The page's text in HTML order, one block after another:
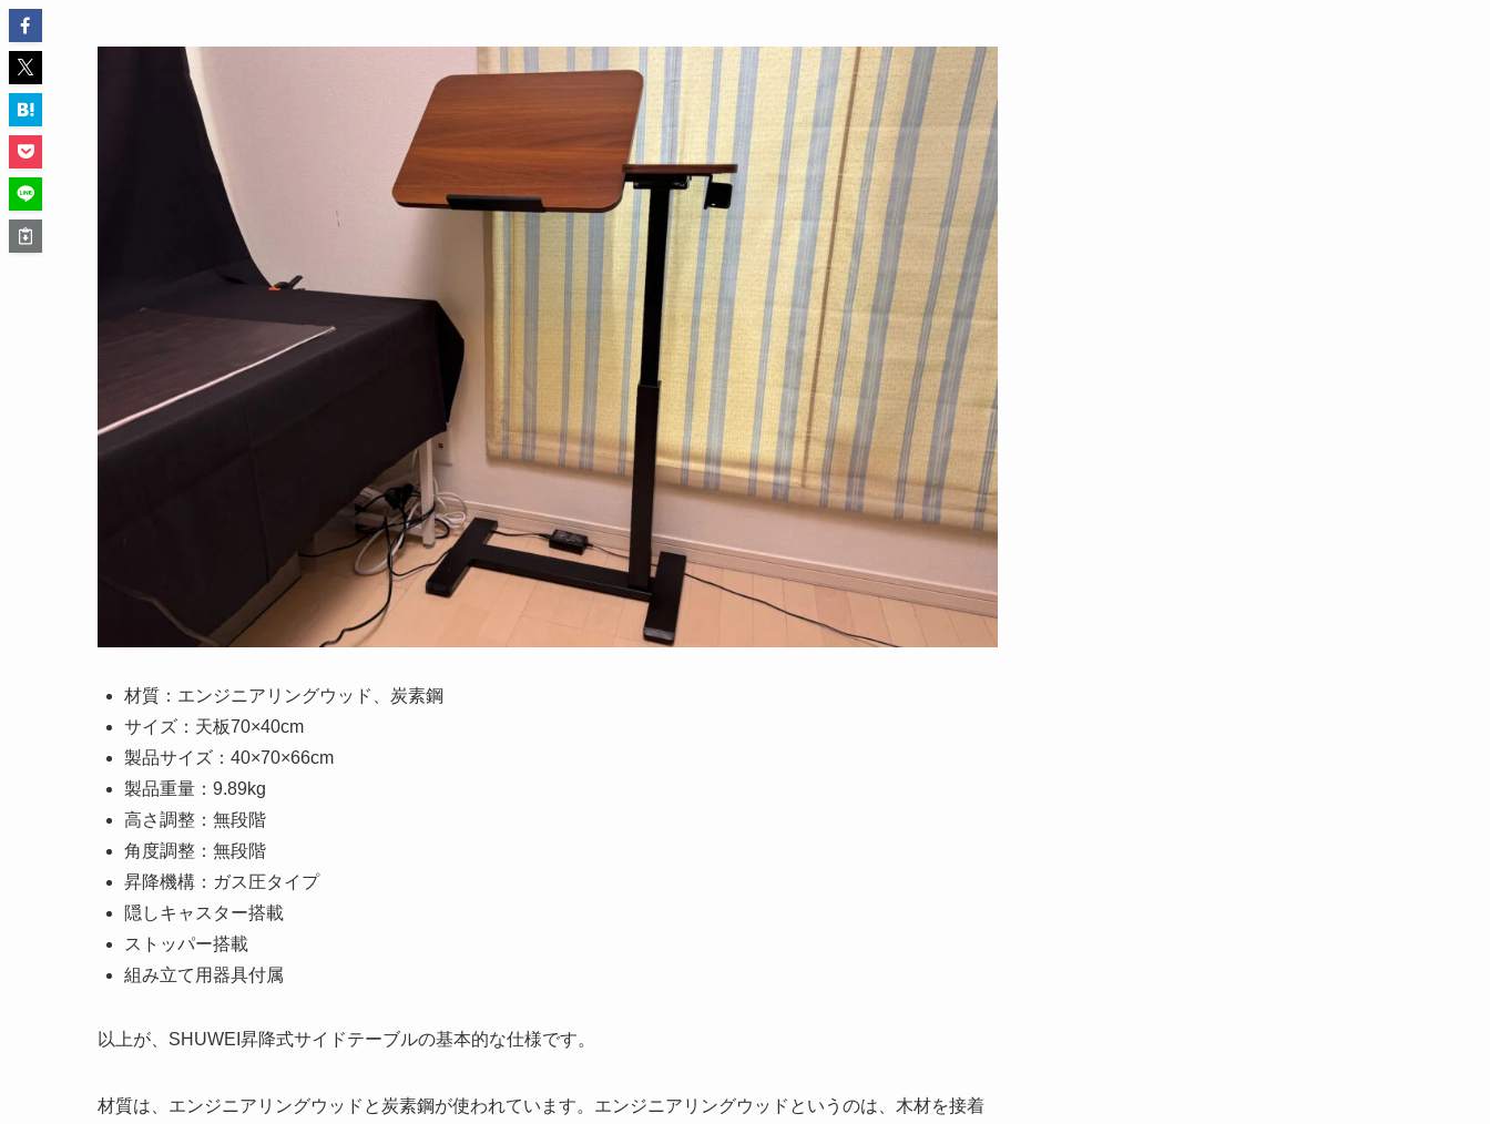
材質：エンジニアリングウッド、炭素鋼
サイズ：天板70×40cm
製品サイズ：40×70×66cm
製品重量：9.89kg
高さ調整：無段階
角度調整：無段階
昇降機構：ガス圧タイプ
隠しキャスター搭載
ストッパー搭載
組み立て用器具付属
以上が、SHUWEI昇降式サイドテーブルの基本的な仕様です。
材質は、エンジニアリングウッドと炭素鋼が使われています。エンジニアリングウッドというのは、木材を接着